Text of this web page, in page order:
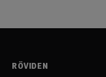
RÖVIDEN